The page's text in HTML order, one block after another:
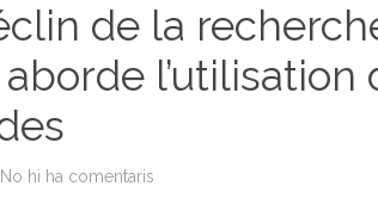
de la
l’utilisation
No hi ha comentaris